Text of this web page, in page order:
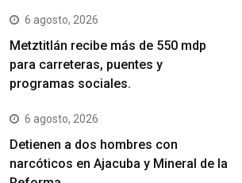
6 agosto, 2026
Metztitlán recibe más de 550 mdp
para carreteras, puentes y
programas sociales.
6 agosto, 2026
Detienen a dos hombres con
narcóticos en Ajacuba y Mineral de la